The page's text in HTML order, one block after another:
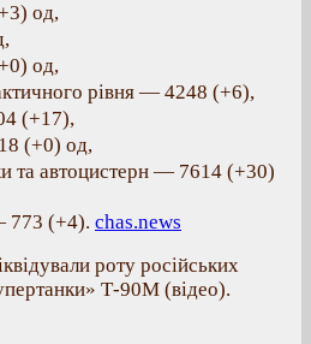
од,
од,
рівня — 4248 (+6),
(+17),
(+0) од,
та автоцистерн — 7614 (+30)
773 (+4). chas.news
роту російських
Т-90М (відео).